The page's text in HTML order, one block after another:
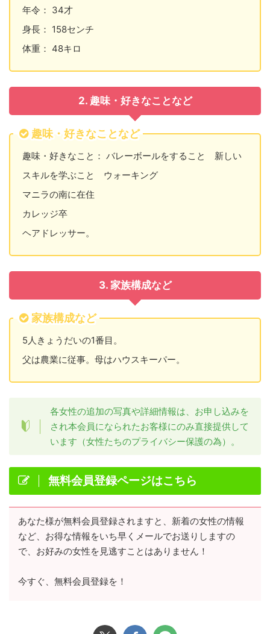
年令： 34才
身長： 158センチ
体重： 48キロ
2. 趣味・好きなことなど
趣味・好きなことなど
趣味・好きなこと： バレーボールをすること 新しい
スキルを学ぶこと ウォーキング
マニラの南に在住
カレッジ卒
ヘアドレッサー。
3. 家族構成など
家族構成など
5人きょうだいの1番目。
父は農業に従事。母はハウスキーパー。
各女性の追加の写真や詳細情報は、お申し込みを
され本会員になられたお客様にのみ直接提供して
います（女性たちのプライバシー保護の為）。
無料会員登録ページはこちら
あなた様が無料会員登録されますと、新着の女性の情報
など、お得な情報をいち早くメールでお送りしますの
で、お好みの女性を見逃すことはありません！
今すぐ、無料会員登録を！